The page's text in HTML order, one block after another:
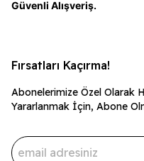
Güvenli Alışveriş.
Fırsatları Kaçırma!
Abonelerimize Özel Olarak
Yararlanmak İçin, Abone